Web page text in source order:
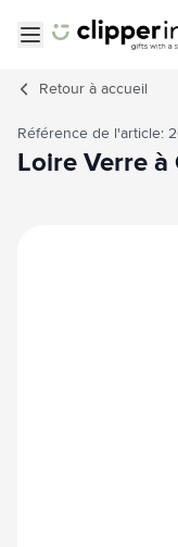
Retour à accueil
Référence de l'article:
Loire Verre à